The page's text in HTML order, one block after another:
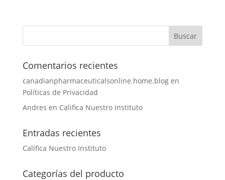
Comentarios recientes
canadianpharmaceuticalsonline.home.blogen
Políticas de Privacidad
Andres en Califica Nuestro Instituto
Entradas recientes
Califica Nuestro Instituto
Categorías del producto